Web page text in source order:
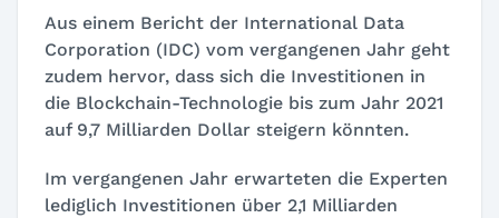
Aus einem Bericht der International Data
Corporation (IDC) vom vergangenen Jahr geht
zudem hervor, dass sich die Investitionen in
die Blockchain-Technologie bis zum Jahr 2021
auf 9,7 Milliarden Dollar steigern könnten.
Im vergangenen Jahr erwarteten die Experten
lediglich Investitionen über 2,1 Milliarden